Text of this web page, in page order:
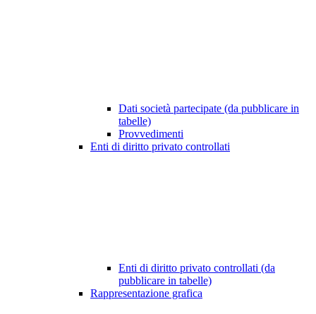
Dati società partecipate (da pubblicare in
tabelle)
Provvedimenti
Enti di diritto privato controllati
Enti di diritto privato controllati (da
pubblicare in tabelle)
Rappresentazione grafica